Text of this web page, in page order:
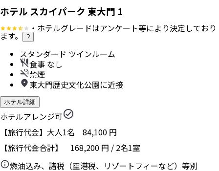
ホテル スカイパーク 東大門 1
・ホテルグレードはアンケート等により決定しており
ます。 ?
スタンダード ツインルーム
食事 なし
禁煙
東大門歴史文化公園に近接
ホテル詳細
ホテルアレンジ可
【旅行代金】大人1名 84,100 円
【旅行代金合計】 168,200 円 / 2名1室
燃油込み、諸税（空港税、リゾートフィーなど）等別